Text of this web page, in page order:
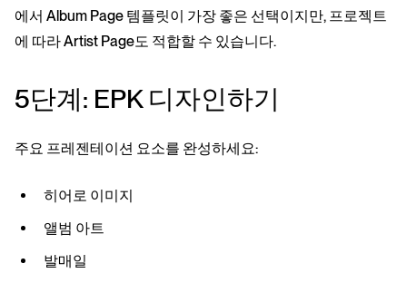
에서 Album Page 템플릿이 가장 좋은 선택이지만, 프로젝트
에 따라 Artist Page도 적합할 수 있습니다.
5단계: EPK 디자인하기
주요 프레젠테이션 요소를 완성하세요:
히어로 이미지
앨범 아트
발매일